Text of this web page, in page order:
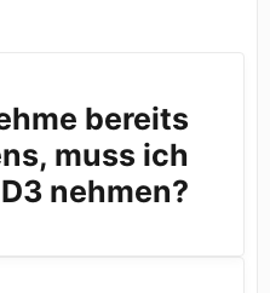
bereits
muss ich
nehmen?